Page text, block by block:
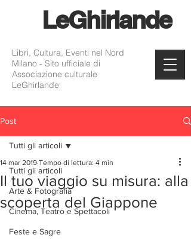
LeGhirlande
Libri, Cultura, Eventi nel Nord
Milano - Sito ufficiale di
Associazione culturale
LeGhirlande
Post
Tutti gli articoli
Arte & Fotografia
Cinema, Teatro e Spettacoli
Feste e Sagre
Tutti gli articoli
Il tuo viaggio su misura: alla
scoperta del Giappone
14 mar 2019 Tempo di lettura: 4 min